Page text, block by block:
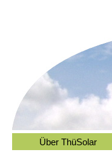
Über ThüSolar